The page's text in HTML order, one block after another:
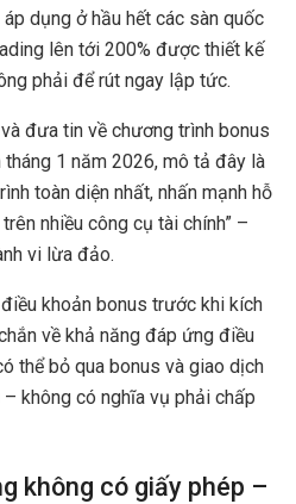
dụng ở hầu hết các sàn quốc
lên tới 200% được thiết kế
phải để rút ngay lập tức.
đưa tin về chương trình bonus
1 năm 2026, mô tả đây là
toàn diện nhất, nhấn mạnh hỗ
nhiều công cụ tài chính” –
vi lừa đảo.
khoản bonus trước khi kích
về khả năng đáp ứng điều
thể bỏ qua bonus và giao dịch
không có nghĩa vụ phải chấp
không có giấy phép –